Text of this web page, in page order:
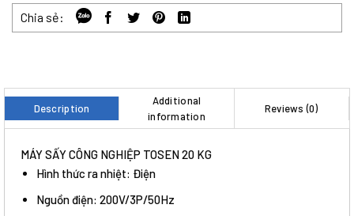
Chia sẻ:
Description
Additional
information
Reviews (0)
MÁY SẤY CÔNG NGHIỆP TOSEN 20 KG
Hình thức ra nhiệt: Điện
Nguồn điện: 200V/3P/50Hz